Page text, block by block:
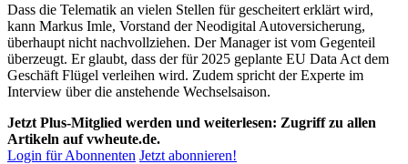
Dass die Telematik an vielen Stellen für gescheitert erklärt wird,
kann Markus Imle, Vorstand der Neodigital Autoversicherung,
überhaupt nicht nachvollziehen. Der Manager ist vom Gegenteil
überzeugt. Er glaubt, dass der für 2025 geplante EU Data Act dem
Geschäft Flügel verleihen wird. Zudem spricht der Experte im
Interview über die anstehende Wechselsaison.
Jetzt Plus-Mitglied werden und weiterlesen: Zugriff zu allen
Artikeln auf vwheute.de.
Login für Abonnenten Jetzt abonnieren!